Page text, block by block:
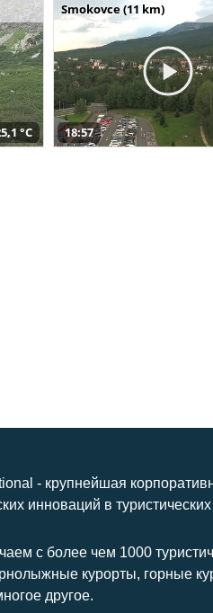
°C
Smokovce (11 km)
18:57
- крупнейшая
инноваций в
с более чем 1000
курорты, горные
другое.